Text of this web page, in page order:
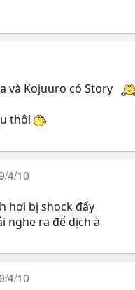
và Kojuuro có Story
thôi
4/10
hơi bị shock đấy
nghe ra để dịch à
4/10